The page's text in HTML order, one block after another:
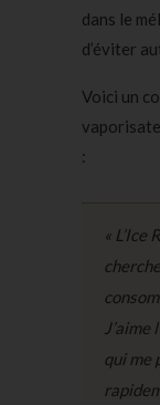
dans le
d’éviter
Voici un
:
« L’Ice
qui me